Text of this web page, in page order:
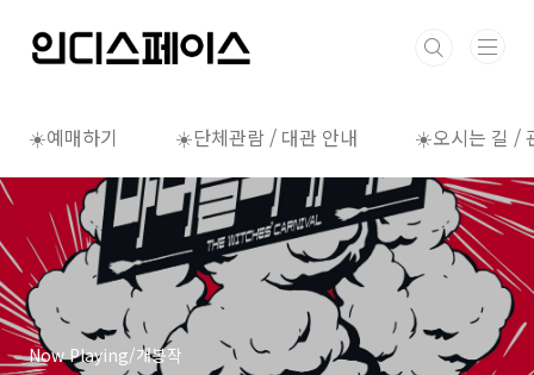
☀️예매하기 ☀️단체관람 / 대관 안내 ☀️오시는 길 /
Now Playing/개봉작